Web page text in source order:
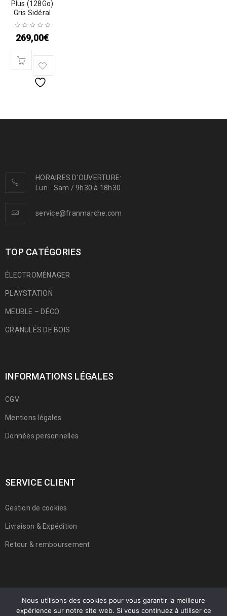
Plus (128Go)
Gris Sidéral
269,00€
HORAIRES D'OUVERTURE:
Lun - Sam / 9h30 à 18h30
service@franmarche.com
TOP CATÉGORIES
ÉLECTROMÉNAGER
PLAYSTATION
MEUBLE – DÉCO
GRANULÉS DE BOIS
INFORMATIONS LÉGALES
CGV
Mentions légales
Données personnelles
SERVICE CLIENT
Gestion de cookies
Livraison & Expédition
Retour & remboursement
© 2022 Franmarche. Tous droits réservés.
Nous utilisons des cookies pour vous garantir la meilleure
expérience sur notre site web. Si vous continuez à utiliser ce